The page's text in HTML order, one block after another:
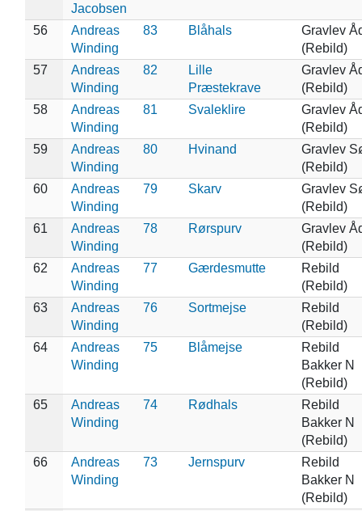
Jacobsen
56
Andreas
Winding
83 Blåhals
Gravlev
(Rebild)
57
Andreas
Winding
82
Lille
Præstekrave
Gravlev
(Rebild)
58
Andreas
Winding
81 Svaleklire
Gravlev
(Rebild)
59
Andreas
Winding
80 Hvinand
Gravlev
(Rebild)
60
Andreas
Winding
79 Skarv
Gravlev
(Rebild)
61
Andreas
Winding
78 Rørspurv
Gravlev
(Rebild)
62
Andreas
Winding
77 Gærdesmutte
Rebild
(Rebild)
63
Andreas
Winding
76 Sortmejse
Rebild
(Rebild)
64
Andreas
Winding
75 Blåmejse
Rebild
Bakker N
(Rebild)
65
Andreas
Winding
74 Rødhals
Rebild
Bakker N
(Rebild)
66
Andreas
Winding
73 Jernspurv
Rebild
Bakker N
(Rebild)